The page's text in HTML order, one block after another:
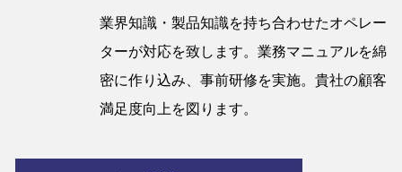
業界知識・製品知識を持ち合わせたオペレー
ターが対応を致します。業務マニュアルを綿
密に作り込み、事前研修を実施。貴社の顧客
満足度向上を図ります。